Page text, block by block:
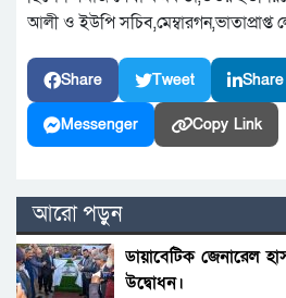
আলী ও ইউপি
Share Tweet Share
Messenger Copy Link
আরো পড়ুন
ডায়াবেটিক জেনারেল
উদ্বোধন।